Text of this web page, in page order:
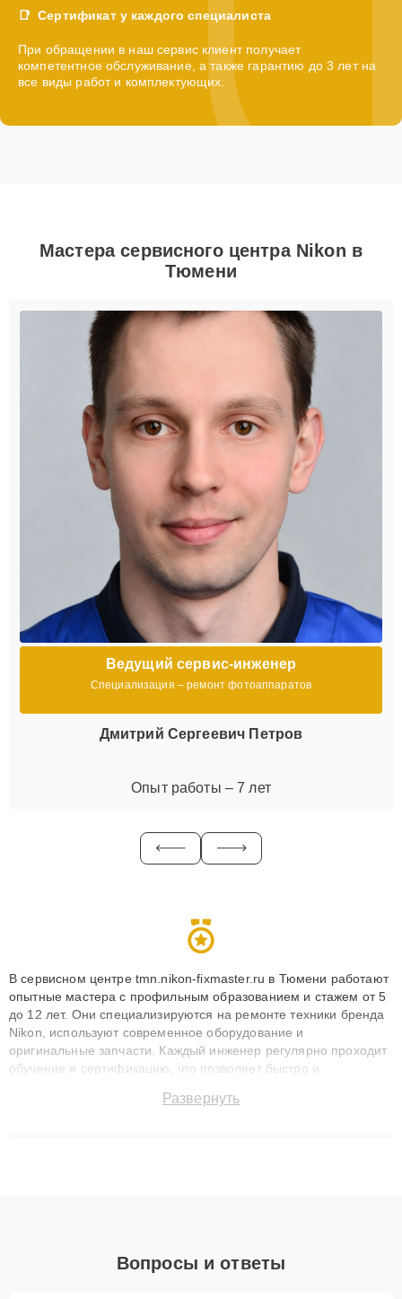
Сертификат у каждого специалиста
При обращении в наш сервис клиент получает
компетентное обслуживание, а также гарантию до 3 лет на
все виды работ и комплектующих.
Мастера сервисного центра Nikon в
Тюмени
Ведущий сервис-инженер
Специализация – ремонт фотоаппаратов
Дмитрий Сергеевич Петров
Опыт работы – 7 лет
В сервисном центре tmn.nikon-fixmaster.ru в Тюмени работают
опытные мастера с профильным образованием и стажем от 5
до 12 лет. Они специализируются на ремонте техники бренда
Nikon, используют современное оборудование и
оригинальные запчасти. Каждый инженер регулярно проходит
обучение и сертификацию, что позволяет быстро и
сохранением гарантии до 3 лет. Наши мастера решают
Развернуть
Вопросы и ответы